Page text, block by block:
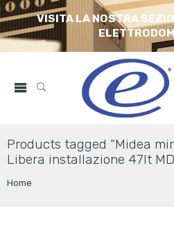
VISITA LA NOSTRA
Products tagged “Midea
Libera installazione 47lt
Home